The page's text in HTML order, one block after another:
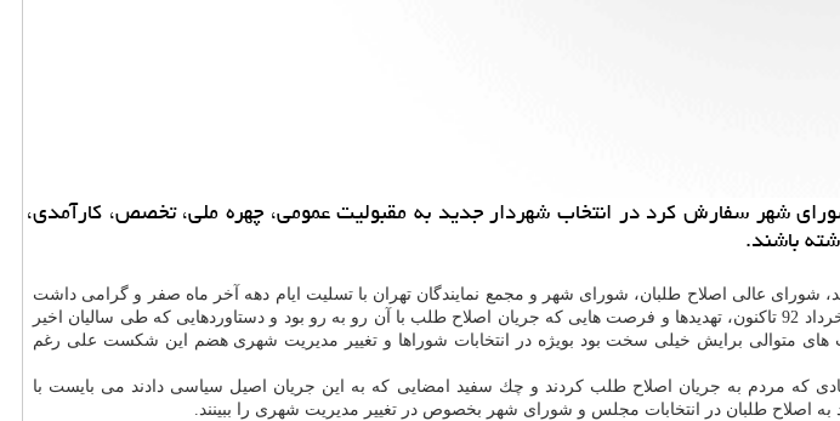
شهر سفارش كرد در انتخاب شهردار جدید به مقبولیت عمومی، چهره ملی، تخصص، كارآمدی،
باشند.
عالی اصلاح طلبان، شورای شهر و مجمع نمایندگان تهران با تسلیت ایام دهه آخر ماه صفر و گرامی داشت
روز ۱۳ آبان از زحمات اعضای شورای شهر در طول یكسال گذشته قدردانی كرد و با مرور روند طی شده از خرداد 92 تاكنون، تهدیدها و فرصت هایی كه جریان اصلاح طلب با آن رو به رو بود و دستاوردهایی كه طی سالیان اخیر
متوالی برایش خیلی سخت بود بویژه در انتخابات شوراها و تغییر مدیریت شهری هضم این شكست علی رغم
۹۰ انسجام و همبستگی بود، اضافه كرد: اعتمادی كه مردم به جریان اصلاح طلب كردند و چك سفید امضایی كه به این جریان اصیل سیاسی دادند می بایست با
اصلاح طلبان در انتخابات مجلس و شورای شهر بخصوص در تغییر مدیریت شهری را ببینند.